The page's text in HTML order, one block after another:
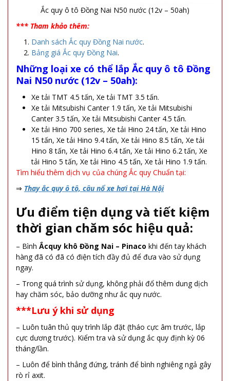
Ắc quy ô tô Đồng Nai N50 nước (12v – 50ah)
*** Tham khảo thêm:
Danh sách Ắc quy Đồng Nai nước.
Bảng giá Ắc quy Đồng Nai.
Những loại xe có thể lắp Ắc quy ô tô Đồng
Nai N50 nước (12v – 50ah):
Xe tải TMT 4.5 tấn, Xe tải TMT 3.5 tấn.
Xe tải Mitsubishi Canter 1.9 tấn, Xe tải Mitsubishi
Canter 3.5 tấn, Xe tải Mitsubishi Canter 4.5 tấn.
Xe tải Hino 700 series, Xe tải Hino 24 tấn, Xe tải Hino
15 tấn, Xe tải Hino 9.4 tấn, Xe tải Hino 8.5 tấn, Xe tải
Hino 8 tấn, Xe tải Hino 6.4 tấn, Xe tải Hino 6.2 tấn, Xe
tải Hino 5 tấn, Xe tải Hino 4.5 tấn, Xe tải Hino 1.9 tấn.
Tìm hiểu thêm dịch vụ của chúng Ắc quy Chuẩn tại:
⇒ Thay ắc quy ô tô, câu nổ xe hơi tại Hà Nội
Ưu điểm tiện dụng và tiết kiệm
thời gian chăm sóc hiệu quả:
– Bình Ắcquy khô Đồng Nai – Pinaco khi đến tay khách
hàng đã có đã có điện tích đầy đủ để đưa vào sử dụng
ngay.
– Trong quá trình sử dụng, không phải đổ thêm dung dịch
hay chăm sóc, bảo dưỡng như ắc quy nước.
***Lưu ý khi sử dụng
– Luôn tuân thủ quy trình lắp đặt (tháo cực âm trước, lắp
cực dương trước). Kiểm tra và sử dụng ắc quy định kỳ 06
tháng/lần.
– Luôn để bình thẳng đứng, tránh để bình nghiêng ngả gây
rò rỉ axit.